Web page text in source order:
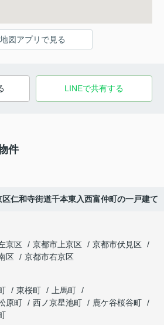
地図アプリで見る
LINEで共有する
件
仁和寺街道千本東入西富仲町の一戸建て
京区 京都市上京区
京都市伏見区
区
京都市右京区
東桜町
上馬町
原町 西ノ京星池町
鹿ケ谷桜谷町